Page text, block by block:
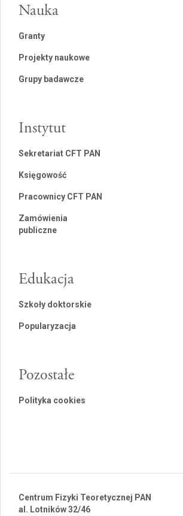
Nauka
Granty
Projekty naukowe
Grupy badawcze
Instytut
Sekretariat CFT PAN
Księgowość
Pracownicy CFT PAN
Zamówienia
publiczne
Edukacja
Szkoły doktorskie
Popularyzacja
Pozostałe
Polityka cookies
Centrum Fizyki Teoretycznej PAN
al. Lotników 32/46